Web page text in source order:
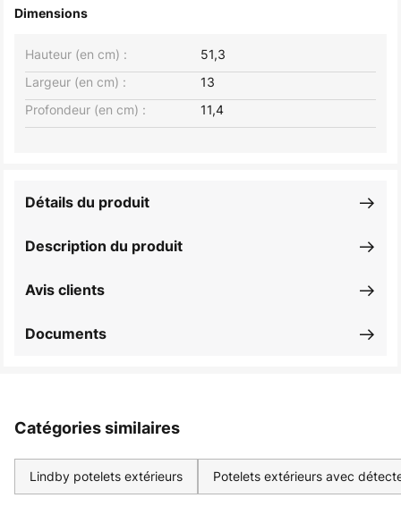
Dimensions
Largeur (en cm) : 13
Hauteur (en cm) : 51,3
Profondeur (en cm) : 11,4
Description du produit
Détails du produit
Avis clients
Documents
Catégories similaires
Lindby potelets extérieurs Potelets extérieurs avec